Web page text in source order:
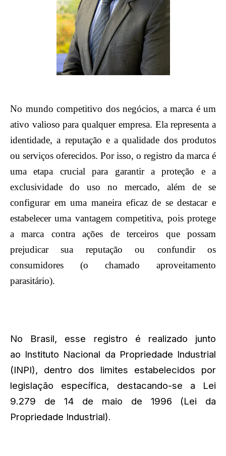
No mundo competitivo dos negócios, a marca é um
ativo valioso para qualquer empresa. Ela representa a
identidade, a reputação e a qualidade dos produtos
ou serviços oferecidos. Por isso, o registro da marca é
uma etapa crucial para garantir a proteção e a
exclusividade do uso no mercado, além de se
configurar em uma maneira eficaz de se destacar e
estabelecer uma vantagem competitiva, pois protege
a marca contra ações de terceiros que possam
prejudicar sua reputação ou confundir os
consumidores (o chamado aproveitamento
parasitário).
No Brasil, esse registro é realizado junto
ao Instituto Nacional da Propriedade Industrial
(INPI), dentro dos limites estabelecidos por
legislação específica, destacando-se a Lei
9.279 de 14 de maio de 1996 (Lei da
Propriedade Industrial).